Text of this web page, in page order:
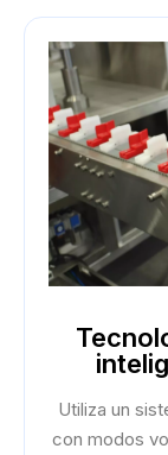
Utiliza un
con modos